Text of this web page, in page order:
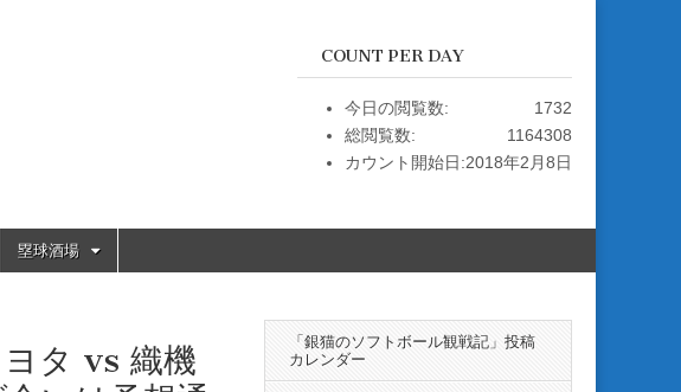
COUNT PER DAY
1732
今日の閲覧数:
1164308
総閲覧数:
2018年2月8日
カウント開始日:
塁球酒場
タ vs 織機
「銀猫のソフトボール観戦記」投稿
カレンダー